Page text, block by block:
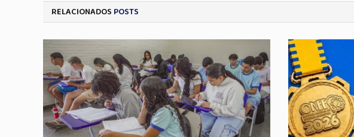
RELACIONADOS POSTS